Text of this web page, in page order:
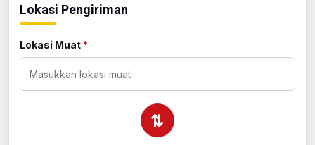
Lokasi Pengiriman
Lokasi Muat*
⇄